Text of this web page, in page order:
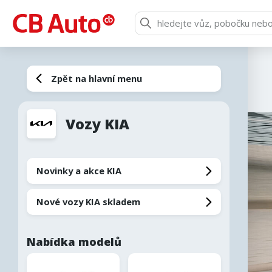
O společnosti
Značky a modely
Zpět na hlavní menu
Vozy KIA
Novinky a akce KIA
Nové vozy KIA skladem
Nabídka modelů